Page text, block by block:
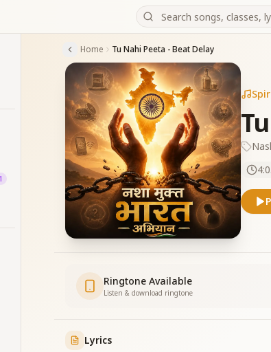
1
Home Tu Nahi Peeta - Beat Delay
Ringtone Available
Listen & download ringtone
Lyrics